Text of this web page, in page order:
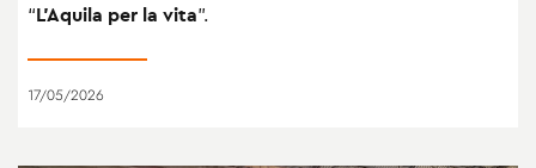
“L’Aquila per la vita”.
17/05/2026